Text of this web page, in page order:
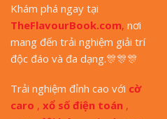
Khám phá ngay tại
TheFlavourBook.com, nơi
mang đến trải nghiệm giải trí
độc đáo và đa dạng.🎊🎊🎊
Trải nghiệm đỉnh cao với cờ
caro , xổ số điện toán ,